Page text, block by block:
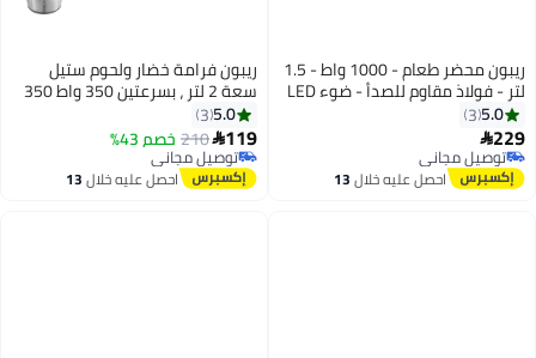
ريبون محضر طعام - 1000 واط - 1.5
لتر - فولاذ مقاوم للصدأ - ضوء LED
- أسود - RE-2-184
5.0
3
229
توصيل مجاني
توصيل مجانياحصل عليه خلال13
ريبون فرامة خضار ولحوم ستيل
سعة 2 لتر ، بسرعتين 350 واط 350
W RE-2-0099R أحمر
5.0
3
119
210 خصم 43%
توصيل مجاني
توصيل مجانياحصل عليه خلال13